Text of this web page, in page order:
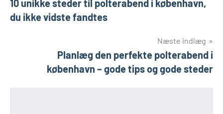
10 unikke steder til polterabend i københavn,
du ikke vidste fandtes
Næste indlæg
Planlæg den perfekte polterabend i
københavn – gode tips og gode steder